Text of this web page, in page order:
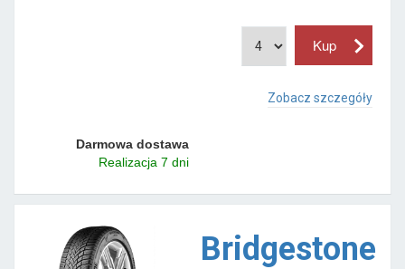
Zobacz szczegóły
Darmowa dostawa
Realizacja 7 dni
Bridgestone